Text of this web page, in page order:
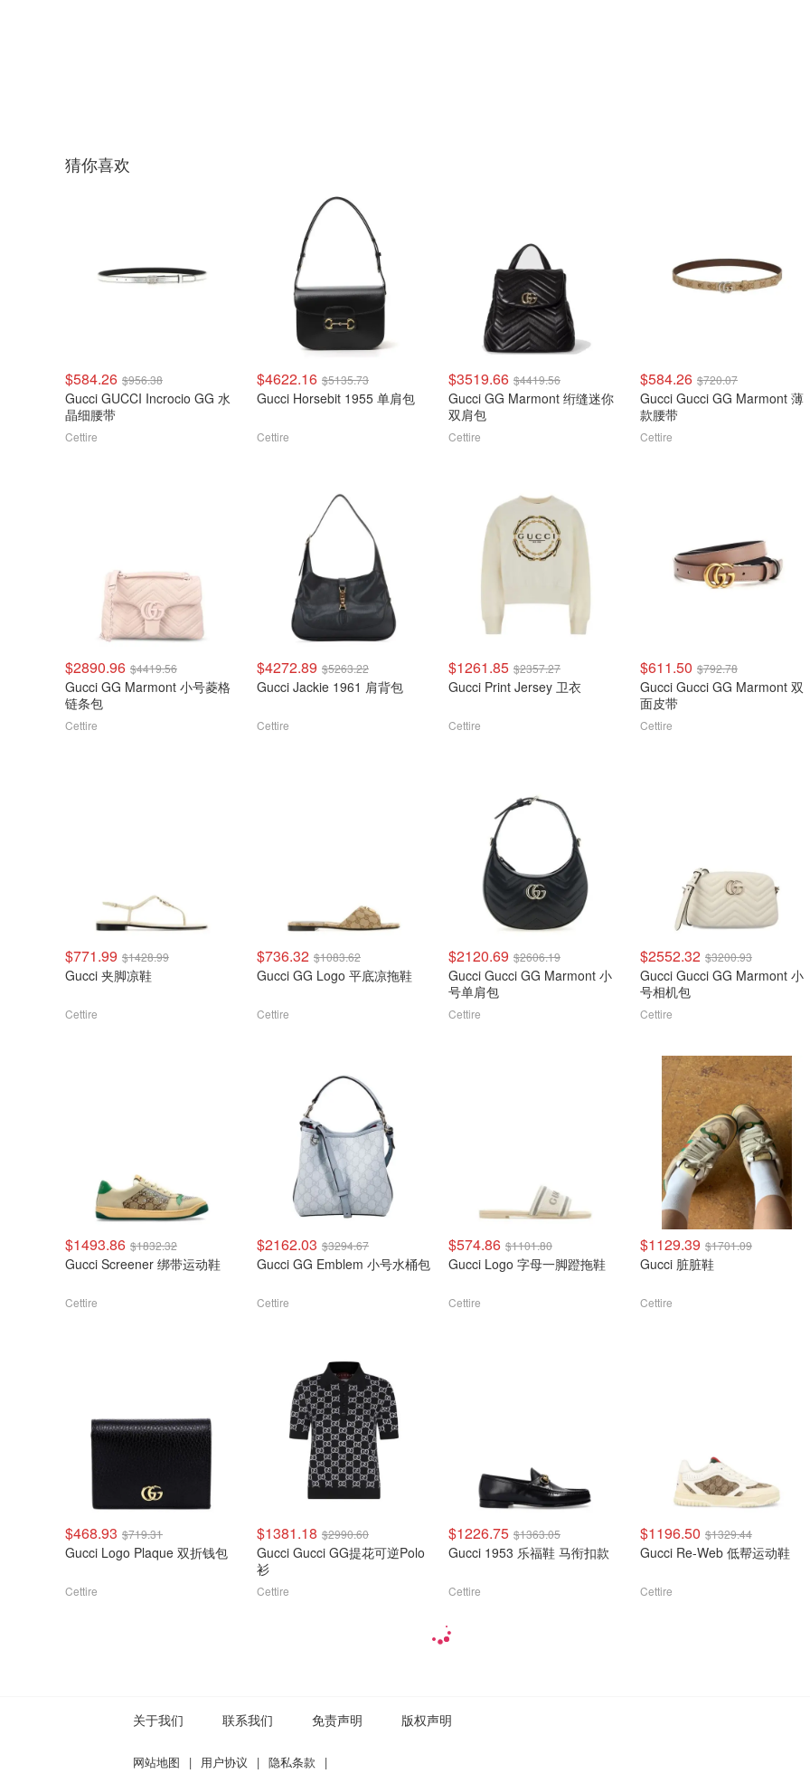
猜你喜欢
$584.26 $956.38
Gucci GUCCI Incrocio GG 水
晶细腰带
Cettire
$4622.16 $5135.73
Gucci Horsebit 1955 单肩包
Cettire
$3519.66 $4419.56
Gucci GG Marmont 绗缝迷你
双肩包
Cettire
$584.26 $720.07
Gucci Gucci GG Marmont 薄
款腰带
Cettire
$2890.96 $4419.56
Gucci GG Marmont 小号菱格
链条包
Cettire
$4272.89 $5263.22
Gucci Jackie 1961 肩背包
Cettire
$1261.85 $2357.27
Gucci Print Jersey 卫衣
Cettire
$611.50 $792.78
Gucci Gucci GG Marmont 双
面皮带
Cettire
$771.99 $1428.99
Gucci 夹脚凉鞋
Cettire
$736.32 $1083.62
Gucci GG Logo 平底凉拖鞋
Cettire
$2120.69 $2606.19
Gucci Gucci GG Marmont 小
号单肩包
Cettire
$2552.32 $3200.93
Gucci Gucci GG Marmont 小
号相机包
Cettire
$1493.86 $1832.32
Gucci Screener 绑带运动鞋
Cettire
$2162.03 $3294.67
Gucci GG Emblem 小号水桶包
Cettire
$574.86 $1101.80
Gucci Logo 字母一脚蹬拖鞋
Cettire
$1129.39 $1701.09
Gucci 脏脏鞋
Cettire
$468.93 $719.31
Gucci Logo Plaque 双折钱包
Cettire
$1381.18 $2990.60
Gucci Gucci GG提花可逆Polo
衫
Cettire
$1226.75 $1363.05
Gucci 1953 乐福鞋 马衔扣款
Cettire
$1196.50 $1329.44
Gucci Re-Web 低帮运动鞋
Cettire
关于我们 联系我们 免责声明 版权声明
网站地图 | 用户协议 | 隐私条款 |